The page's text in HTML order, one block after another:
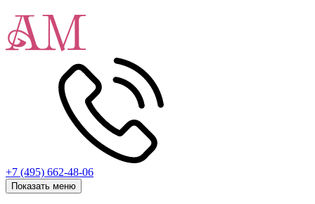
+7 (495) 662-48-06
Показать меню